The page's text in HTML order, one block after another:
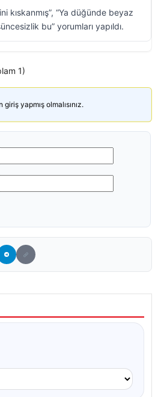
kıskanmış”, “Ya düğünde beyaz
bu” yorumları yapıldı.
1)
yapmış olmalısınız.